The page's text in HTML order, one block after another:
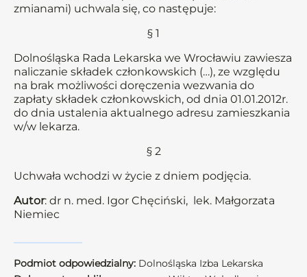
zmianami) uchwala się, co następuje:
§ 1
Dolnośląska Rada Lekarska we Wrocławiu zawiesza
naliczanie składek członkowskich (…), ze względu
na brak możliwości doręczenia wezwania do
zapłaty składek członkowskich, od dnia 01.01.2012r.
do dnia ustalenia aktualnego adresu zamieszkania
w/w lekarza.
§ 2
Uchwała wchodzi w życie z dniem podjęcia.
Autor: dr n. med. Igor Chęciński, lek. Małgorzata
Niemiec
Podmiot odpowiedzialny: Dolnośląska Izba Lekarska